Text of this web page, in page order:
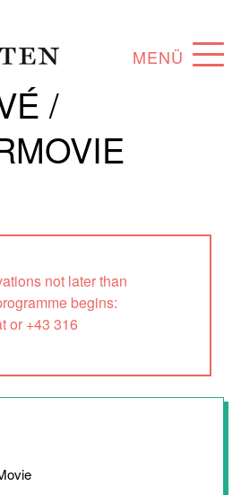
MENÜ
ARTISTS
/
not later than
begins:
or +43 316